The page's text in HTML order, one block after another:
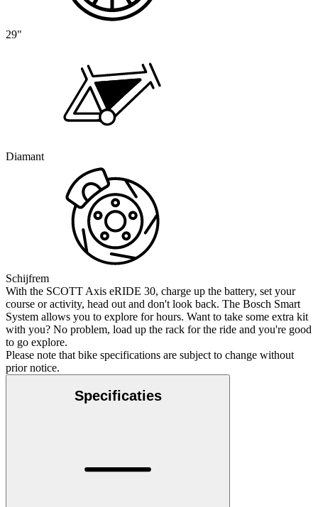
29"
Diamant
Schijfrem
With the SCOTT Axis eRIDE 30, charge up the battery, set your
course or activity, head out and don't look back. The Bosch Smart
System allows you to explore for hours. Want to take some extra kit
with you? No problem, load up the rack for the ride and you're good
to go explore.
Please note that bike specifications are subject to change without
prior notice.
Specificaties